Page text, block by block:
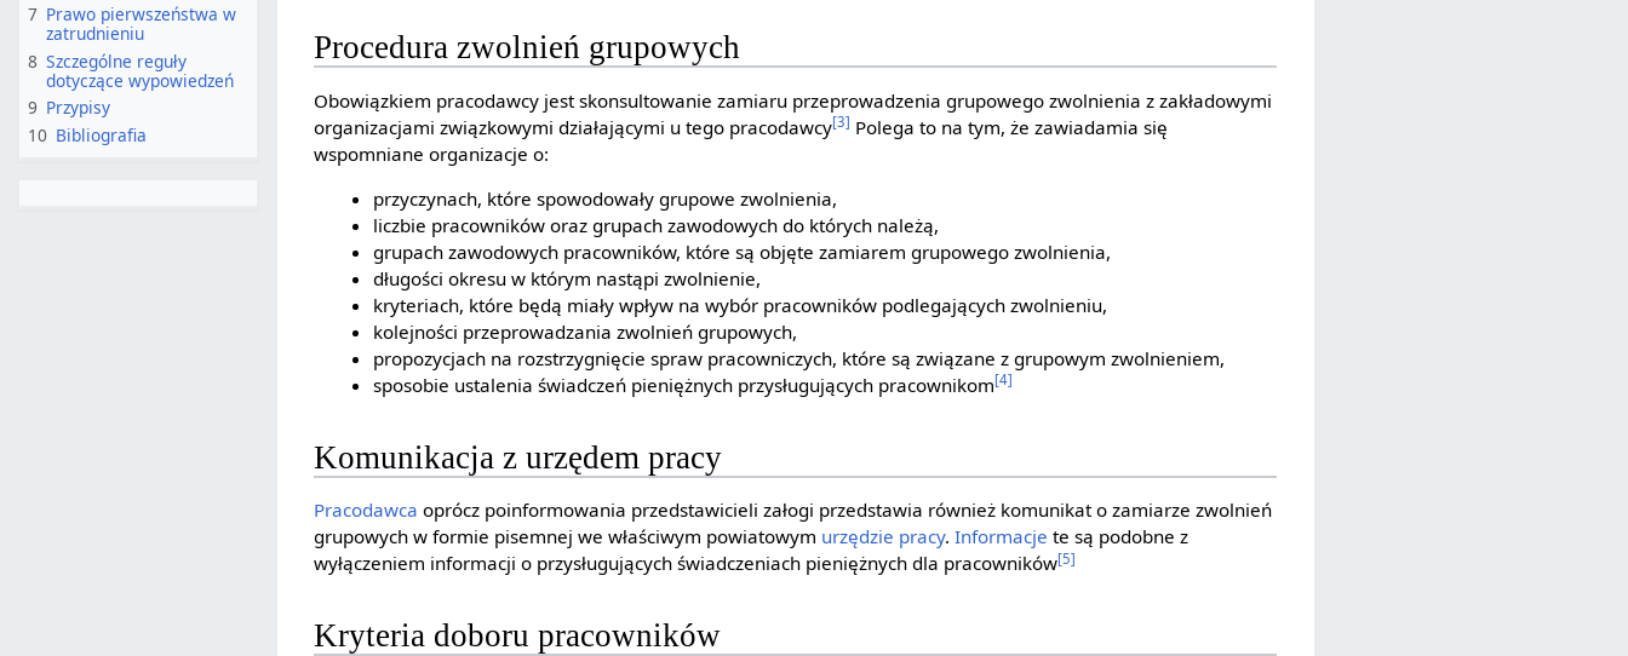
Procedura zwolnień grupowych
Obowiązkiem pracodawcy jest skonsultowanie zamiaru przeprowadzenia grupowego zwolnienia z zakładowymi
organizacjami związkowymi działającymi u tego pracodawcy[3] Polega to na tym, że zawiadamia się
wspomniane organizacje o:
przyczynach, które spowodowały grupowe zwolnienia,
liczbie pracowników oraz grupach zawodowych do których należą,
grupach zawodowych pracowników, które są objęte zamiarem grupowego zwolnienia,
długości okresu w którym nastąpi zwolnienie,
kryteriach, które będą miały wpływ na wybór pracowników podlegających zwolnieniu,
kolejności przeprowadzania zwolnień grupowych,
propozycjach na rozstrzygnięcie spraw pracowniczych, które są związane z grupowym zwolnieniem,
sposobie ustalenia świadczeń pieniężnych przysługujących pracownikom[4]
Komunikacja z urzędem pracy
Pracodawca oprócz poinformowania przedstawicieli załogi przedstawia również komunikat o zamiarze zwolnień
grupowych w formie pisemnej we właściwym powiatowym urzędzie pracy.Informacje te są podobne z
wyłączeniem informacji o przysługujących świadczeniach pieniężnych dla pracowników[5]
Kryteria doboru pracowników
7 Prawo pierwszeństwa w
zatrudnieniu
8 Szczególne reguły
dotyczące wypowiedzeń
9 Przypisy
10 Bibliografia